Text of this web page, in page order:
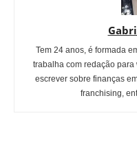
Tem 24 anos, é formada
trabalha com redação para
escrever sobre finanças
franchising,